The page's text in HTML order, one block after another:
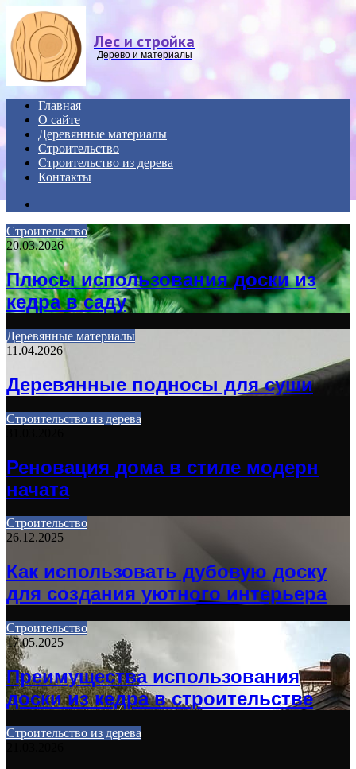
Лес и стройка
Дерево и материалы
Главная
О сайте
Деревянные материалы
Строительство
Строительство из дерева
Контакты
Строительство
20.03.2026
Плюсы использования доски из
кедра в саду
Деревянные материалы
11.04.2026
Деревянные подносы для суши
Строительство из дерева
Реновация дома в стиле модерн
начата
Строительство
26.12.2025
Как использовать дубовую доску
для создания уютного интерьера
Строительство
17.05.2025
Преимущества использования
доски из кедра в строительстве
Строительство из дерева